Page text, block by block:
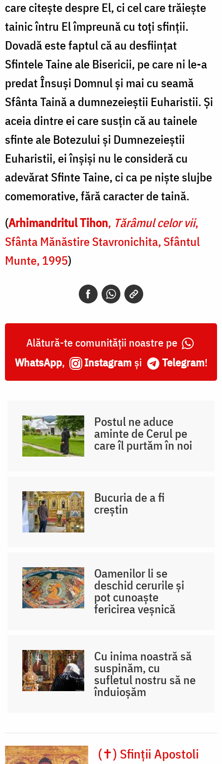
care citește despre El, ci cel care trăiește
tainic întru El împreună cu toți sfinții.
Dovadă este faptul că au desființat
Sfintele Taine ale Bisericii, pe care ni le-a
predat Însuși Domnul și mai cu seamă
Sfânta Taină a dumnezeieștii Euharistii. Și
aceia dintre ei care susțin că au tainele
sfinte ale Botezului și Dumnezeieștii
Euharistii, ei înșiși nu le consideră cu
adevărat Sfinte Taine, ci ca pe niște slujbe
comemorative, fără caracter de taină.
(Arhimandritul Tihon, Tărâmul celor vii,
Sfânta Mănăstire Stavronichita, Sfântul
Munte, 1995)
Alătură-te comunității noastre pe
WhatsApp, Instagram și Telegram!
Postul ne aduce
aminte de Cerul pe
care îl purtăm în noi
Bucuria de a fi
creștin
Oamenilor li se
deschid cerurile și
pot cunoaște
fericirea veșnică
Cu inima noastră să
suspinăm, cu
sufletul nostru să ne
înduioșăm
(✝) Sfinții Apostoli